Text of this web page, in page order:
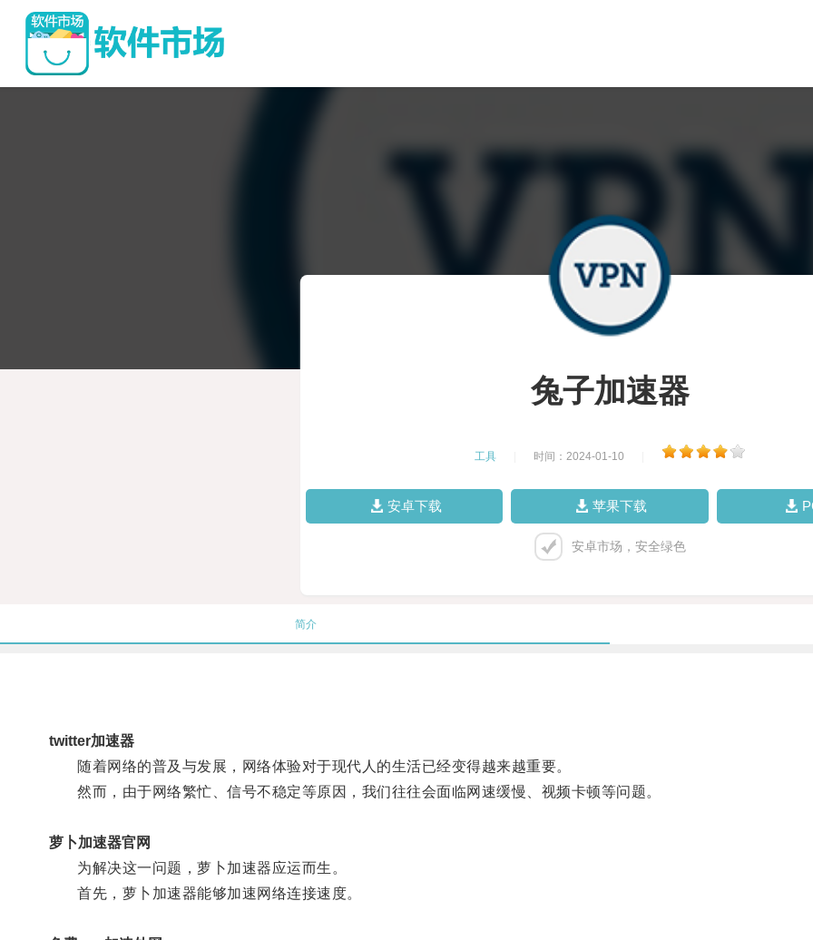
兔子加速器
工具 时间：2024-01-10
安卓下载 苹果下载
安卓市场，安全绿色
简介
twitter加速器
随着网络的普及与发展，网络体验对于现代人的生活已经变得越来越重要。
然而，由于网络繁忙、信号不稳定等原因，我们往往会面临网速缓慢、视频卡顿等问题。
萝卜加速器官网
为解决这一问题，萝卜加速器应运而生。
首先，萝卜加速器能够加速网络连接速度。